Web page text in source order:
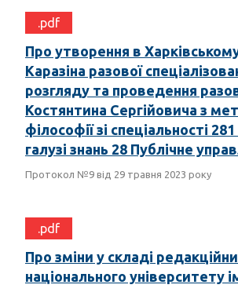
.pdf
Про утворення в
Каразіна разової
розгляду та проведення
Костянтина Сергійовича з
філософії зі спеціальності
галузі знань 28 Публічне
Протокол №9 від 29 травня 2023 року
.pdf
Про зміни у складі
національного університету